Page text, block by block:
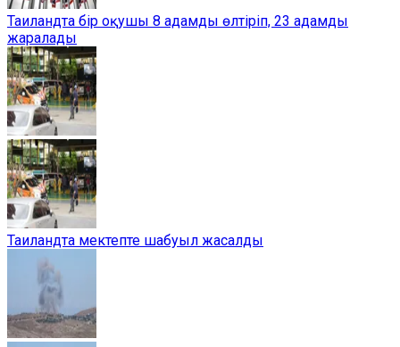
Таиландта бір оқушы 8 адамды өлтіріп, 23 адамды
жаралады
Таиландта мектепте шабуыл жасалды